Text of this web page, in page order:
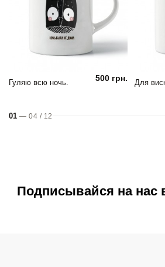
Гуляю всю ночь. 500 грн. Для
01 —04 / 12
Подписывайся на нас